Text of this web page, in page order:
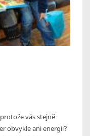
vás stejně
obvykle ani energii?